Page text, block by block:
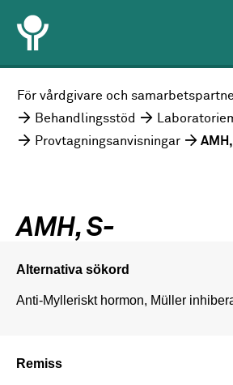
För vårdgivare och
Behandlingsstöd
Provtagningsanvisningar
AMH, S-
Alternativa sökord
Anti-Mylleriskt hormon, Müller
Remiss